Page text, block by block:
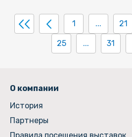
1 ... 21
25 ... 31
О компании
История
Партнеры